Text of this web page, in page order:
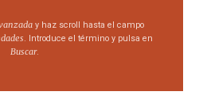
y haz scroll hasta el campo
. Introduce el término y pulsa en
Buscar.